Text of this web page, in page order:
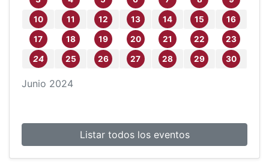
Junio 2024
10 11 12 13 14 15 16
17 18 19 20 21 22 23
24 25 26 27 28 29 30
Listar todos los eventos